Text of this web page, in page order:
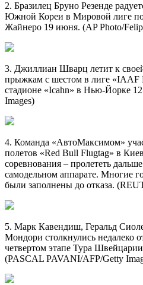
2. Бразилец Бруно Резенде
Южной Кореи в Мировой лиге по
Жайнеро 19 июня. (AP Photo/
3. Джиллиан Шварц летит к
прыжкам с шестом в лиге «IAAF
стадионе «Icahn» в Нью-Йорке
Images)
4. Команда «АвтоМаксимом»
полетов «Red Bull Flugtag» в
соревнования – пролететь
самодельном аппарате. Многие
были заполнены до отказа.
5. Марк Кавендиш, Геральд
Мондори столкнулись недалеко
четвертом этапе Тура
(PASCAL PAVANI/AFP/Getty